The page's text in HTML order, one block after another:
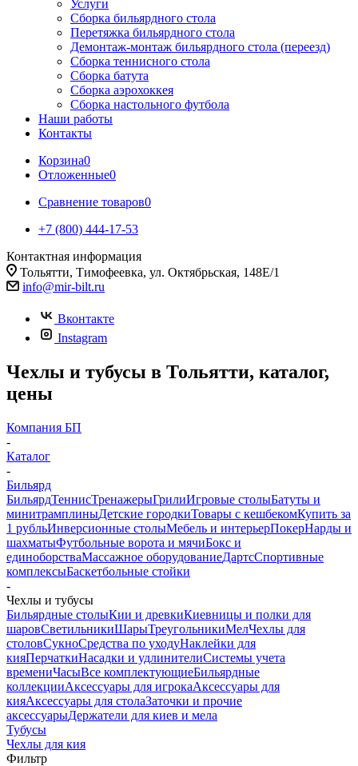
Услуги
Сборка бильярдного стола
Перетяжка бильярдного стола
Демонтаж-монтаж бильярдного стола (переезд)
Сборка теннисного стола
Сборка батута
Сборка аэрохоккея
Сборка настольного футбола
Наши работы
Контакты
Корзина0
Отложенные0
Сравнение товаров0
+7 (800) 444-17-53
Контактная информация
Тольятти, Тимофеевка, ул. Октябрьская, 148Е/1
info@mir-bilt.ru
Вконтакте
Instagram
Чехлы и тубусы в Тольятти, каталог,
цены
Компания БП
-
Каталог
-
Бильярд
БильярдТеннисТренажерыГрилиИгровые столыБатуты и
минитрамплиныДетские городкиТовары с кешбекомКупить за
1 рубльИнверсионные столыМебель и интерьерПокерНарды и
шахматыФутбольные ворота и мячиБокс и
единоборстваМассажное оборудованиеДартсСпортивные
комплексыБаскетбольные стойки
-
Чехлы и тубусы
Бильярдные столыКии и древкиКиевницы и полки для
шаровСветильникиШарыТреугольникиМелЧехлы для
столовСукноСредства по уходуНаклейки для
кияПерчаткиНасадки и удлинителиСистемы учета
времениЧасыВсе комплектующиеБильярдные
коллекцииАксессуары для игрокаАксессуары для
кияАксессуары для столаЗаточки и прочие
аксессуарыДержатели для киев и мела
Тубусы
Чехлы для кия
Фильтр